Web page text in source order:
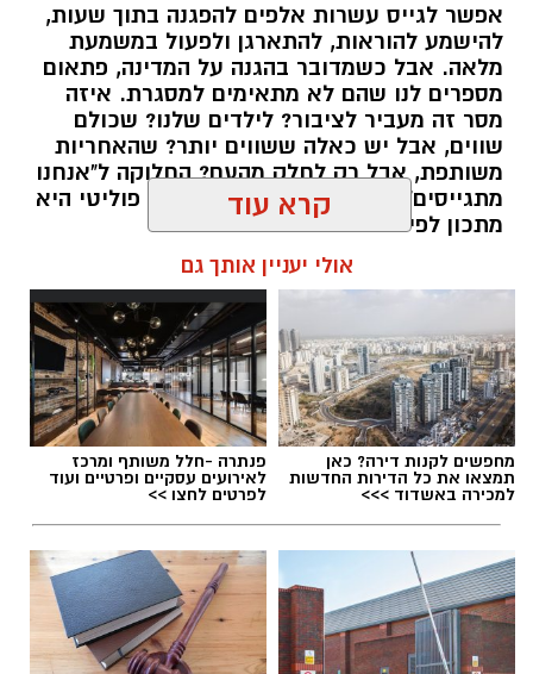
יש לכם מידע חשוב שטרם נחשף? צילומים מאירוע
חדשותי? מצאתם טעות בכתבה? נשמח שתשתפו
אותנו
אפשר לגייס עשרות אלפים להפגנה בתוך שעות,
להישמע להוראות, להתארגן ולפעול במשמעת
מלאה. אבל כשמדובר בהגנה על המדינה, פתאום
מספרים לנו שהם לא מתאימים למסגרת. איזה
מסר זה מעביר לציבור? לילדים שלנו? שכולם
שווים, אבל יש כאלה ששווים יותר? שהאחריות
משותפת, אבל רק לחלק מהעם? החלוקה ל"אנחנו
מתגייסים" ו"הם לא" היא לא רק ויכוח פוליטי היא
מתכון לפילוג שמפורר אותנו מבפנים.
תגים:הפגנות חרדיים גיוס לצה"ל
קרא עוד
אולי יעניין אותך גם
מחפשים לקנות דירה? כאן
תמצאו את כל הדירות החדשות
למכירה באשדוד >>>
פנתרה -חלל משותף ומרכז
לאירועים עסקיים ופרטיים ועוד
לפרטים לחצו >>